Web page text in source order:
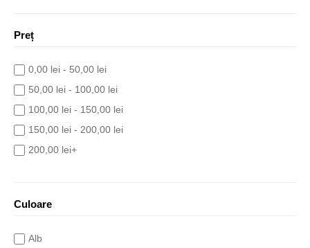
Preț
0,00 lei - 50,00 lei
50,00 lei - 100,00 lei
100,00 lei - 150,00 lei
150,00 lei - 200,00 lei
200,00 lei+
Culoare
Alb